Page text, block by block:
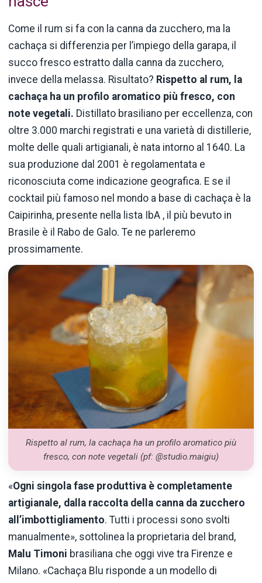
Come il rum si fa con la canna da zucchero, ma la
cachaça si differenzia per l’impiego della garapa, il
succo fresco estratto dalla canna da zucchero,
invece della melassa. Risultato? Rispetto al rum, la
cachaça ha un profilo aromatico più fresco, con
note vegetali. Distillato brasiliano per eccellenza, con
oltre 3.000 marchi registrati e una varietà di distillerie,
molte delle quali artigianali, è nata intorno al 1640. La
sua produzione dal 2001 è regolamentata e
riconosciuta come indicazione geografica. E se il
cocktail più famoso nel mondo a base di cachaça è la
Caipirinha, presente nella lista IbA , il più bevuto in
Brasile è il Rabo de Galo. Te ne parleremo
prossimamente.
Rispetto al rum, la cachaça ha un profilo aromatico più
fresco, con note vegetali (pf: @studio.maigiu)
«Ogni singola fase produttiva è completamente
artigianale, dalla raccolta della canna da zucchero
all’imbottigliamento. Tutti i processi sono svolti
manualmente», sottolinea la proprietaria del brand,
Malu Timoni brasiliana che oggi vive tra Firenze e
Milano. «Cachaça Blu risponde a un modello di